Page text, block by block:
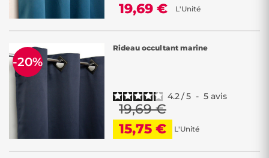
19,69 € L'Unité
Rideau occultant marine
4.2 /5 - 5 avis
19,69 €
15,75 €
L'Unité
-20%